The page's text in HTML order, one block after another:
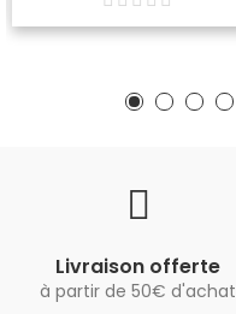
Livraison offerte
à partir de 50€ d'achat